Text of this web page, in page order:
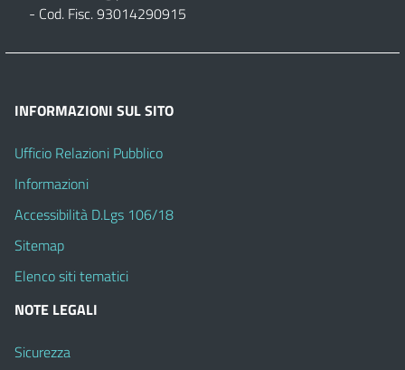
- Cod. Fisc. 93014290915
INFORMAZIONI SUL SITO
Ufficio Relazioni Pubblico
Informazioni
Accessibilità D.Lgs 106/18
Sitemap
Elenco siti tematici
NOTE LEGALI
Sicurezza